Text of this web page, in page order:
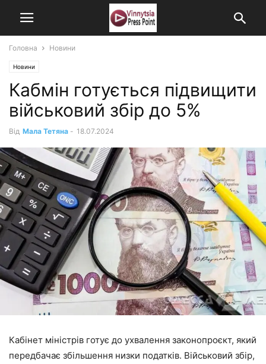
Головна Новини
Новини
Кабмін готується підвищити
військовий збір до 5%
Від Мала Тетяна - 18.07.2024
Кабінет міністрів готує до ухвалення законопроєкт, який
передбачає збільшення низки податків. Військовий збір,